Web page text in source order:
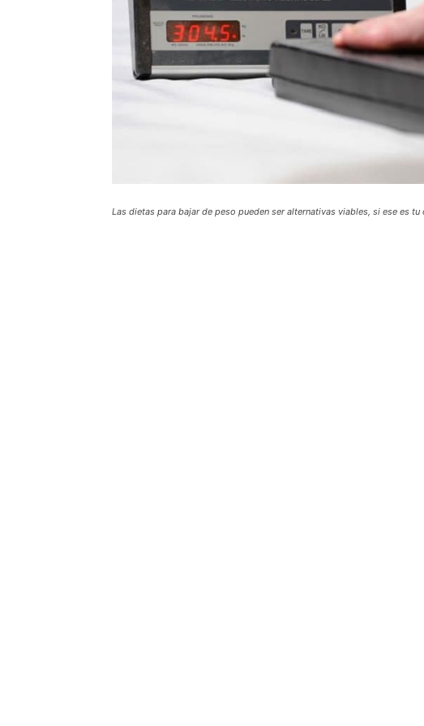
Las dietas para bajar de peso pueden ser alternativas viables, si ese es tu